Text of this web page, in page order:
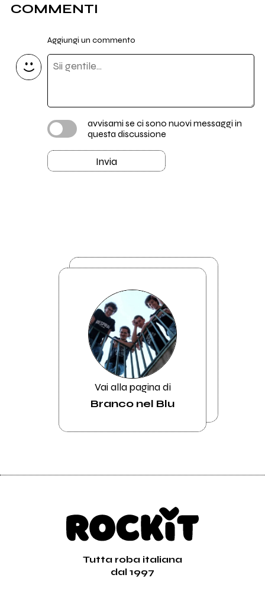
COMMENTI
Aggiungi un commento
avvisami se ci sono nuovi messaggi in
questa discussione
Invia
Vai alla pagina di
Branco nel Blu
Tutta roba italiana
dal 1997